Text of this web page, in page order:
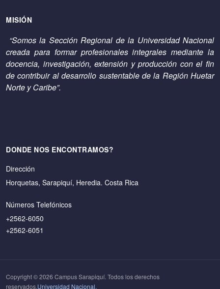
MISIÓN
“Somos la Sección Regional de la Universidad Nacional
creada para formar profesionales integrales mediante la
docencia, investigación, extensión y producción con el fin
de contribuir al desarrollo sustentable de la Región Huetar
Norte y Caribe”.
DONDE NOS ENCONTRAMOS?
Dirección
Horquetas, Sarapiquí, Heredia. Costa Rica
Números Telefónicos
+2562-6050
+2562-6051
Copyright © 2026 Campus Sarapiquí. Todos los derechos
reservados.Universidad Nacional.